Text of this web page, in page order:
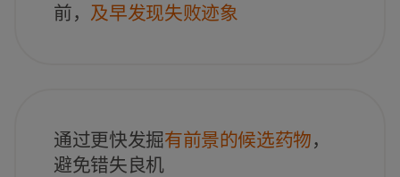
前， 及早发现失败迹象
通过更快发掘有前景的候选药物，
避免错失良机